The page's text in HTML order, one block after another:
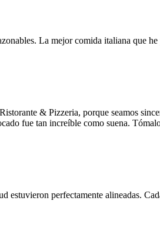
La mejor comida italiana que
& Pizzeria, porque seamos
fue tan increíble como suena.
perfectamente alineadas.